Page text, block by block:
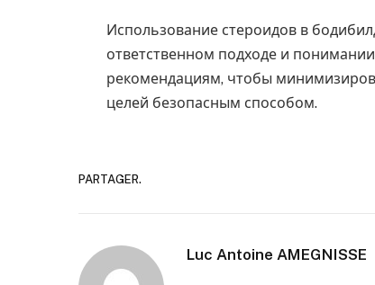
Использование стероидов в
ответственном подходе и
рекомендациям, чтобы
целей безопасным способом.
PARTAGER.
Luc Antoine AMEGNISSE